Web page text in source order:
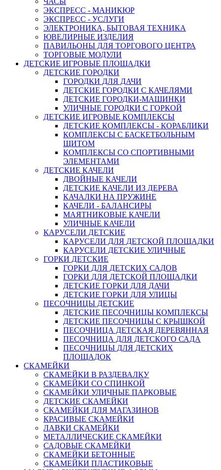
ЭКСПРЕСС - МАНИКЮР
ЭКСПРЕСС - УСЛУГИ
ЭЛЕКТРОНИКА, БЫТОВАЯ ТЕХНИКА
ЮВЕЛИРНЫЕ ИЗДЕЛИЯ
ПАВИЛЬОНЫ ДЛЯ ТОРГОВОГО ЦЕНТРА
ТОРГОВЫЕ МОДУЛИ
ДЕТСКИЕ ИГРОВЫЕ ПЛОЩАДКИ
ДЕТСКИЕ ГОРОДКИ
ГОРОДКИ ДЛЯ ДАЧИ
ДЕТСКИЕ ГОРОДКИ С КАЧЕЛЯМИ
ДЕТСКИЕ ГОРОДКИ-МАШИНКИ
УЛИЧНЫЕ ГОРОДКИ С ГОРКОЙ
ДЕТСКИЕ ИГРОВЫЕ КОМПЛЕКСЫ
ДЕТСКИЕ КОМПЛЕКСЫ - КОРАБЛИКИ
КОМПЛЕКСЫ С БАСКЕТБОЛЬНЫМ
ЩИТОМ
КОМПЛЕКСЫ СО СПОРТИВНЫМИ
ЭЛЕМЕНТАМИ
ДЕТСКИЕ КАЧЕЛИ
ДВОЙНЫЕ КАЧЕЛИ
ДЕТСКИЕ КАЧЕЛИ ИЗ ДЕРЕВА
КАЧАЛКИ НА ПРУЖИНЕ
КАЧЕЛИ - БАЛАНСИРЫ
МАЯТНИКОВЫЕ КАЧЕЛИ
УЛИЧНЫЕ КАЧЕЛИ
КАРУСЕЛИ ДЕТСКИЕ
КАРУСЕЛИ ДЛЯ ДЕТСКОЙ ПЛОЩАДКИ
КАРУСЕЛИ ДЕТСКИЕ УЛИЧНЫЕ
ГОРКИ ДЕТСКИЕ
ГОРКИ ДЛЯ ДЕТСКИХ САДОВ
ГОРКИ ДЛЯ ДЕТСКОЙ ПЛОЩАДКИ
ДЕТСКИЕ ГОРКИ ДЛЯ ДАЧИ
ДЕТСКИЕ ГОРКИ ДЛЯ УЛИЦЫ
ПЕСОЧНИЦЫ ДЕТСКИЕ
ДЕТСКИЕ ПЕСОЧНИЦЫ КОМПЛЕКСЫ
ДЕТСКИЕ ПЕСОЧНИЦЫ С КРЫШКОЙ
ПЕСОЧНИЦА ДЕТСКАЯ ДЕРЕВЯННАЯ
ПЕСОЧНИЦА ДЛЯ ДЕТСКОГО САДА
ПЕСОЧНИЦЫ ДЛЯ ДЕТСКИХ
ПЛОЩАДОК
СКАМЕЙКИ
СКАМЕЙКИ В РАЗДЕВАЛКУ
СКАМЕЙКИ СО СПИНКОЙ
СКАМЕЙКИ УЛИЧНЫЕ ПАРКОВЫЕ
ДЕТСКИЕ СКАМЕЙКИ
СКАМЕЙКИ ДЛЯ МАГАЗИНОВ
КРАСИВЫЕ СКАМЕЙКИ
ЛАВКИ СКАМЕЙКИ
МЕТАЛЛИЧЕСКИЕ СКАМЕЙКИ
САДОВЫЕ СКАМЕЙКИ
СКАМЕЙКИ БЕТОННЫЕ
СКАМЕЙКИ ПЛАСТИКОВЫЕ